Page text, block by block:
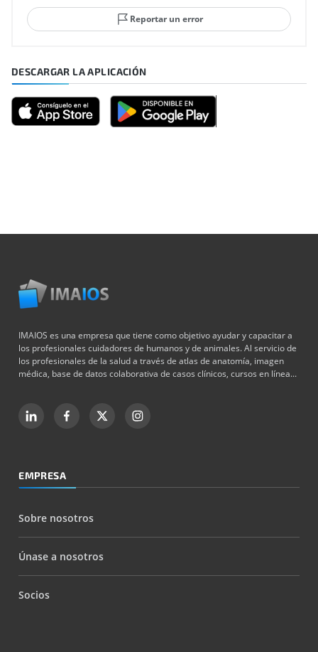
Reportar un error
DESCARGAR LA APLICACIÓN
IMAIOS es una empresa que tiene como objetivo ayudar y capacitar a
los profesionales cuidadores de humanos y de animales. Al servicio de
los profesionales de la salud a través de atlas de anatomía, imagen
médica, base de datos colaborativa de casos clínicos, cursos en línea...
EMPRESA
Sobre nosotros
Únase a nosotros
Socios